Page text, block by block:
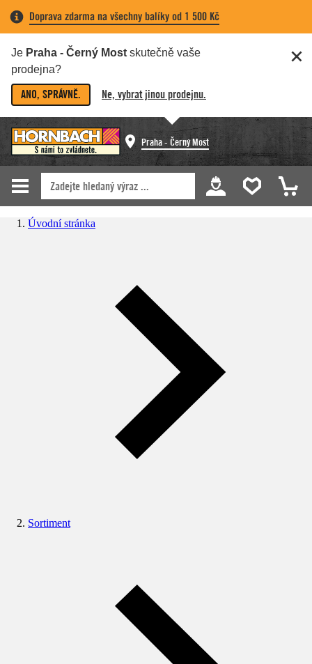
Doprava zdarma na všechny balíky od 1 500 Kč
Je Praha - Černý Most skutečně vaše
prodejna?
ANO, SPRÁVNĚ. Ne, vybrat jinou prodejnu.
Praha - Černý Most
Úvodní stránka
Sortiment